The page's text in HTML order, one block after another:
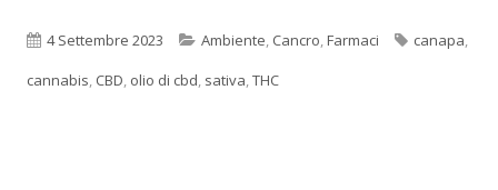
Pubblicato
4 Settembre 2023 Categorie
Ambiente, Cancro,Farmaci Tag
canapa,
cannabis, CBD, olio di cbd, sativa,THC